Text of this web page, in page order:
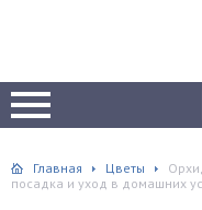
Главная Цветы
посадка и уход в домашних